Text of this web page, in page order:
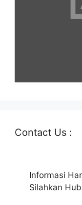
Contact Us :
Informasi
Silahkan